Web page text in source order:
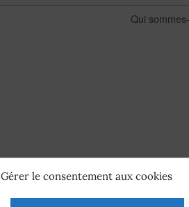
Gérer le consentement aux cookies
Qui